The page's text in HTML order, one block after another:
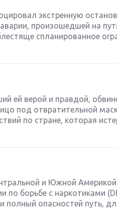
экстренную
произошедшей на
спланированное
ей верой и правдой,
под отвратительной
по стране, которая
и Южной
по борьбе с наркотиками
полный опасностей путь,